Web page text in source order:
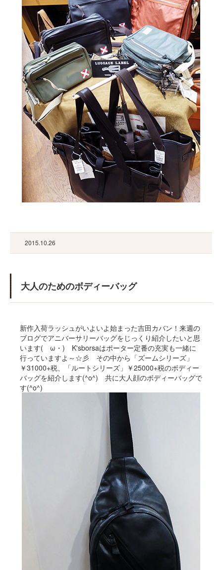
2015.10.26
大人のためのボディーバッグ
新作入荷ラッシュがいよいよ始まった吉田カバン！来週の
ブログでアニバーサリーバッグをじっくり紹介したいと思
います(ゝω・) K'sborsaはポーター定番の充実も一緒に
行っていますよ～☆彡 その中から「ズームシリーズ」
￥31000+税、「ルートシリーズ」￥25000+税のボディー
バッグを紹介します(^o^) 共に大人顔のボディーバッグで
す(^o^)